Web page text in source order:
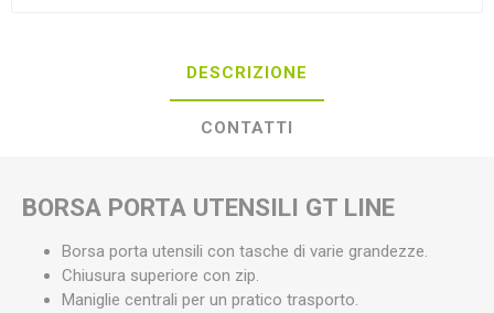
DESCRIZIONE
CONTATTI
BORSA PORTA UTENSILI GT LINE
Borsa porta utensili con tasche di varie grandezze.
Chiusura superiore con zip.
Maniglie centrali per un pratico trasporto.